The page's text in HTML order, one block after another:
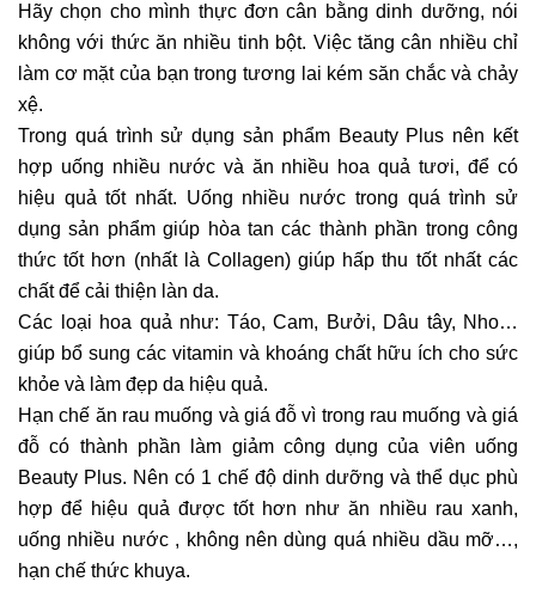
Hãy chọn cho mình thực đơn cân bằng dinh dưỡng, nói
không với thức ăn nhiều tinh bột. Việc tăng cân nhiều chỉ
làm cơ mặt của bạn trong tương lai kém săn chắc và chảy
xệ.
Trong quá trình sử dụng sản phẩm Beauty Plus nên kết
hợp uống nhiều nước và ăn nhiều hoa quả tươi, để có
hiệu quả tốt nhất. Uống nhiều nước trong quá trình sử
dụng sản phẩm giúp hòa tan các thành phần trong công
thức tốt hơn (nhất là Collagen) giúp hấp thu tốt nhất các
chất để cải thiện làn da.
Các loại hoa quả như: Táo, Cam, Bưởi, Dâu tây, Nho…
giúp bổ sung các vitamin và khoáng chất hữu ích cho sức
khỏe và làm đẹp da hiệu quả.
Hạn chế ăn rau muống và giá đỗ vì trong rau muống và giá
đỗ có thành phần làm giảm công dụng của viên uống
Beauty Plus. Nên có 1 chế độ dinh dưỡng và thể dục phù
hợp để hiệu quả được tốt hơn như ăn nhiều rau xanh,
uống nhiều nước , không nên dùng quá nhiều dầu mỡ…,
hạn chế thức khuya.